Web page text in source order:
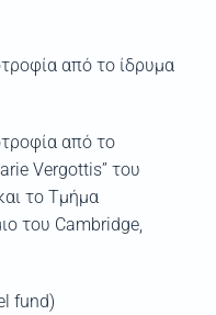
από το ίδρυμα
από το
Vergottis” του
το Τμήμα
του Cambridge,
fund)